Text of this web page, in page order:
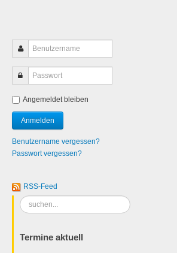
Angemeldet bleiben
Benutzername vergessen?
Passwort vergessen?
RSS-Feed
Suchen
...
Termine aktuell